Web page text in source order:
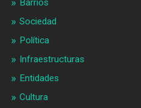
Barrios
Sociedad
Política
Infraestructuras
Entidades
Cultura